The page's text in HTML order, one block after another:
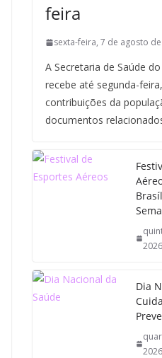
feira
sexta-feira, 7 de agosto
A Secretaria de Saúde
recebe até segunda-
contribuições da
documentos
2026
Dia
2026